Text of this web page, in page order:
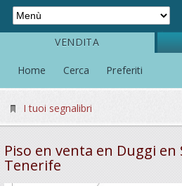
VENDITA
Home Cerca Preferiti
I tuoi segnalibri
Piso en venta en Duggi en
Tenerife